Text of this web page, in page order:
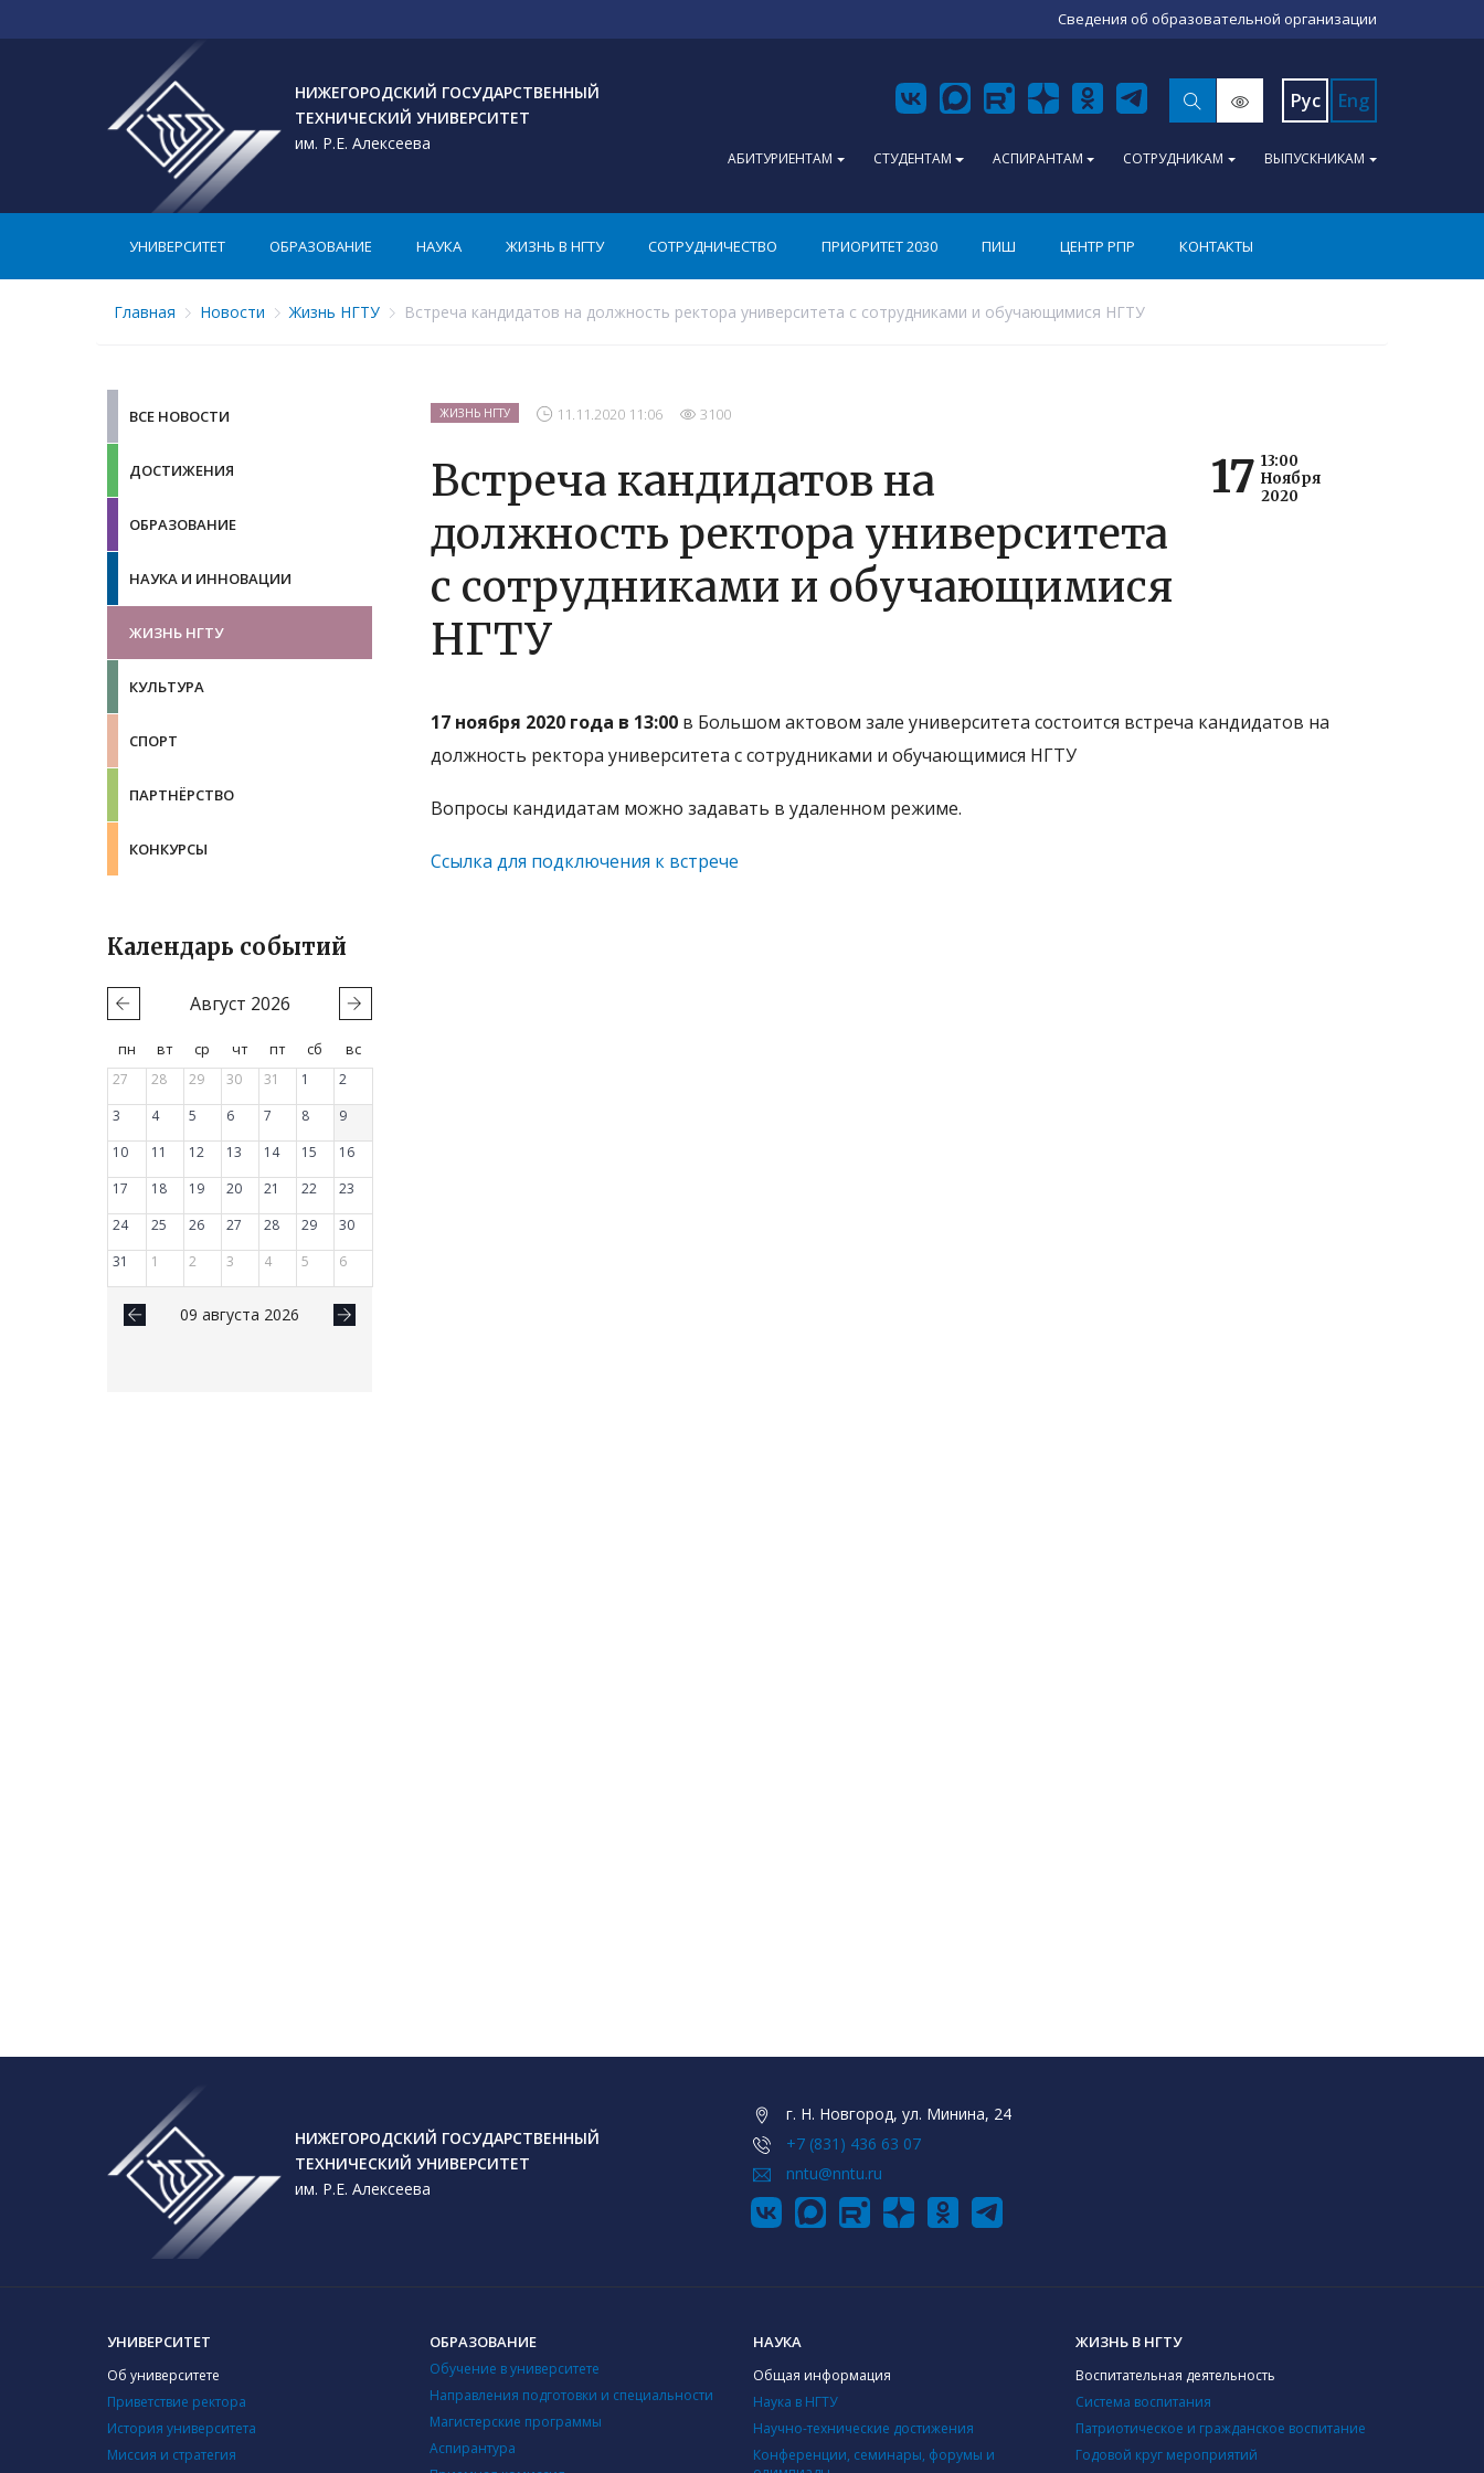
Сведения об образовательной организации
НИЖЕГОРОДСКИЙ ГОСУДАРСТВЕННЫЙ
ТЕХНИЧЕСКИЙ УНИВЕРСИТЕТ
им. Р.Е. Алексеева
Рус Eng
АБИТУРИЕНТАМ СТУДЕНТАМ АСПИРАНТАМ СОТРУДНИКАМ ВЫПУСКНИКАМ
УНИВЕРСИТЕТ ОБРАЗОВАНИЕ НАУКА ЖИЗНЬ В НГТУ СОТРУДНИЧЕСТВО ПРИОРИТЕТ 2030 ПИШ ЦЕНТР РПР КОНТАКТЫ
Главная Новости Жизнь НГТУ Встреча кандидатов на должность ректора университета с сотрудниками и обучающимися НГТУ
ВСЕ НОВОСТИ
ДОСТИЖЕНИЯ
ОБРАЗОВАНИЕ
НАУКА И ИННОВАЦИИ
ЖИЗНЬ НГТУ
КУЛЬТУРА
СПОРТ
ПАРТНЁРСТВО
КОНКУРСЫ
Календарь событий
Август 2026
пн вт ср чт пт сб
вс
27
28 29 30 31 1
2
3
4 5 6 7 8
9
10
11 12 13 14 15
16
17
18 19 20 21 22
23
24
25 26 27 28 29
30
31
1 2 3 4 5 6
09 августа 2026
ЖИЗНЬ НГТУ 11.11.2020 11:06 3100
Встреча кандидатов на
должность ректора университета
с сотрудниками и обучающимися
НГТУ
17 13:00
Ноября
2020
17 ноября 2020 года в 13:00в Большом актовом зале университета состоится встреча кандидатов на
должность ректора университета с сотрудниками и обучающимися НГТУ
Вопросы кандидатам можно задавать в удаленном режиме.
Ссылка для подключения к встрече
НИЖЕГОРОДСКИЙ ГОСУДАРСТВЕННЫЙ
ТЕХНИЧЕСКИЙ УНИВЕРСИТЕТ
им. Р.Е. Алексеева
г. Н. Новгород, ул. Минина, 24
+7 (831) 436 63 07
nntu@nntu.ru
УНИВЕРСИТЕТ
Об университете
Приветствие ректора
История университета
Миссия и стратегия
ОБРАЗОВАНИЕ
Обучение в университете
Направления подготовки и специальности
Магистерские программы
Аспирантура
НАУКА
Общая информация
Наука в НГТУ
Научно-технические достижения
Конференции, семинары, форумы и
ЖИЗНЬ В НГТУ
Воспитательная деятельность
Система воспитания
Патриотическое и гражданское воспитание
Годовой круг мероприятий